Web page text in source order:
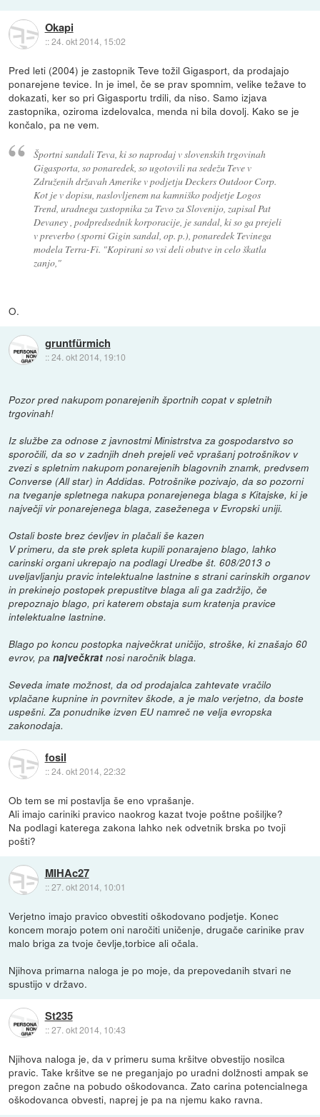
Okapi
::24. okt 2014, 15:02
Pred leti (2004) je zastopnik Teve tožil Gigasport, da prodajajo
ponarejene tevice. In je imel, če se prav spomnim, velike težave to
dokazati, ker so pri Gigasportu trdili, da niso. Samo izjava
zastopnika, oziroma izdelovalca, menda ni bila dovolj. Kako se je
končalo, pa ne vem.
Športni sandali Teva, ki so naprodaj v slovenskih trgovinah
Gigasporta, so ponaredek, so ugotovili na sedežu Teve v
Združenih državah Amerike v podjetju Deckers Outdoor Corp.
Kot je v dopisu, naslovljenem na kamniško podjetje Logos
Trend, uradnega zastopnika za Tevo za Slovenijo, zapisal Pat
Devaney , podpredsednik korporacije, je sandal, ki so ga prejeli
v preverbo (sporni Gigin sandal, op. p.), ponaredek Tevinega
modela Terra-Fi. "Kopirani so vsi deli obutve in celo škatla
zanjo,"
O.
gruntfürmich
::24. okt 2014, 19:10
Pozor pred nakupom ponarejenih športnih copat v spletnih
trgovinah!
Iz službe za odnose z javnostmi Ministrstva za gospodarstvo so
sporočili, da so v zadnjih dneh prejeli več vprašanj potrošnikov v
zvezi s spletnim nakupom ponarejenih blagovnih znamk, predvsem
Converse (All star) in Addidas. Potrošnike pozivajo, da so pozorni
na tveganje spletnega nakupa ponarejenega blaga s Kitajske, ki je
največji vir ponarejenega blaga, zaseženega v Evropski uniji.
Ostali boste brez ćevljev in plačali še kazen
V primeru, da ste prek spleta kupili ponarajeno blago, lahko
carinski organi ukrepajo na podlagi Uredbe št. 608/2013 o
uveljavljanju pravic intelektualne lastnine s strani carinskih organov
in prekinejo postopek prepustitve blaga ali ga zadržijo, če
prepoznajo blago, pri katerem obstaja sum kratenja pravice
intelektualne lastnine.
Blago po koncu postopka največkrat uničijo, stroške, ki znašajo 60
evrov, panajvečkrat nosi naročnik blaga.
Seveda imate možnost, da od prodajalca zahtevate vračilo
vplačane kupnine in povrnitev škode, a je malo verjetno, da boste
uspešni. Za ponudnike izven EU namreč ne velja evropska
zakonodaja.
fosil
::24. okt 2014, 22:32
Ob tem se mi postavlja še eno vprašanje.
Ali imajo cariniki pravico naokrog kazat tvoje poštne pošiljke?
Na podlagi katerega zakona lahko nek odvetnik brska po tvoji
pošti?
MIHAc27
::27. okt 2014, 10:01
Verjetno imajo pravico obvestiti oškodovano podjetje. Konec
koncem morajo potem oni naročiti uničenje, drugače carinike prav
malo briga za tvoje čevlje,torbice ali očala.
Njihova primarna naloga je po moje, da prepovedanih stvari ne
spustijo v državo.
St235
::27. okt 2014, 10:43
Njihova naloga je, da v primeru suma kršitve obvestijo nosilca
pravic. Take kršitve se ne preganjajo po uradni dolžnosti ampak se
pregon začne na pobudo oškodovanca. Zato carina potencialnega
oškodovanca obvesti, naprej je pa na njemu kako ravna.